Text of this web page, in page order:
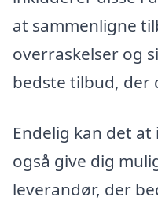
at sammenligne
overraskelser og
bedste tilbud, der
Endelig kan det
også give dig
leverandør, der